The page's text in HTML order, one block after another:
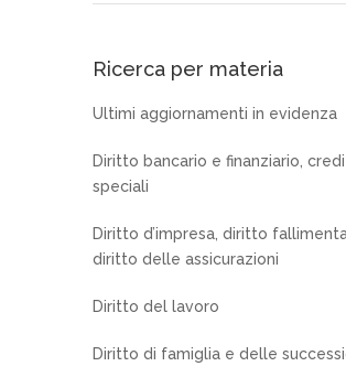
Ricerca per materia
Ultimi aggiornamenti in evidenza
Diritto bancario e finanziario,
speciali
Diritto d’impresa, diritto
diritto delle assicurazioni
Diritto del lavoro
Diritto di famiglia e delle